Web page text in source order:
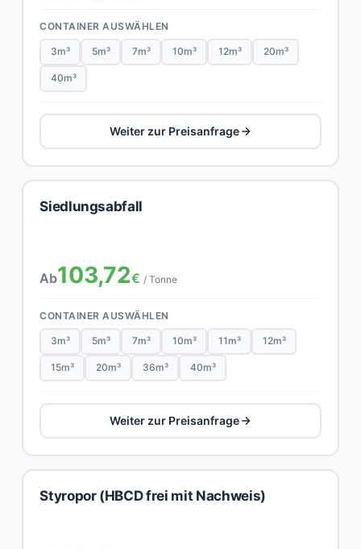
CONTAINER AUSWÄHLEN
3m³ 5m³ 7m³ 10m³ 12m³ 20m³
40m³
Weiter zur Preisanfrage
Siedlungsabfall
Ab103,72€ / Tonne
CONTAINER AUSWÄHLEN
3m³ 5m³ 7m³ 10m³ 11m³ 12m³
15m³ 20m³ 36m³ 40m³
Weiter zur Preisanfrage
Styropor (HBCD frei mit Nachweis)